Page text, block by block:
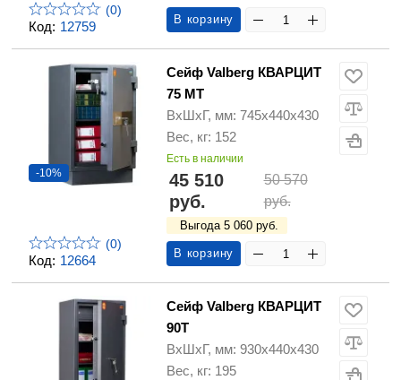
Код: 12759
(0)
В корзину
Код: 12664
-10%
(0)
Сейф Valberg КВАРЦИТ
75 МТ
ВхШхГ, мм: 745х440х430
Вес, кг: 152
Есть в наличии
45 510
руб.
50 570
руб.
Выгода 5 060 руб.
В корзину
Сейф Valberg КВАРЦИТ
90Т
ВхШхГ, мм: 930х440х430
Вес, кг: 195